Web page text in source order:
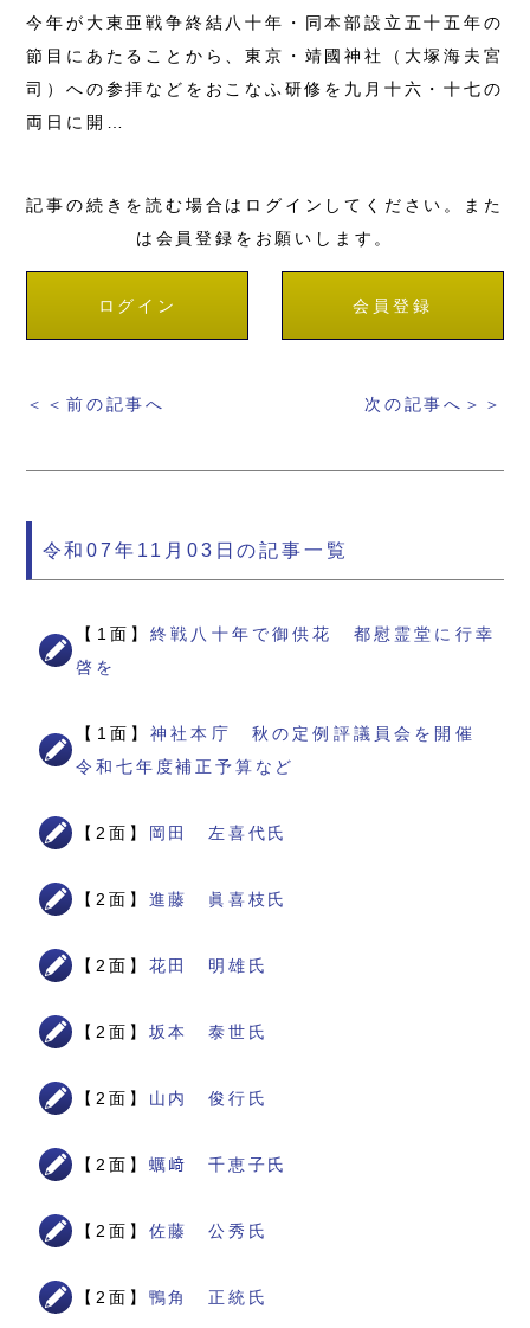
今年が大東亜戦争終結八十年・同本部設立五十五年の
節目にあたることから、東京・靖國神社（大塚海夫宮
司）への参拝などをおこなふ研修を九月十六・十七の
両日に開…
記事の続きを読む場合はログインしてください。また
は会員登録をお願いします。
ログイン 会員登録
＜＜前の記事へ 次の記事へ＞＞
令和07年11月03日の記事一覧
【1面】終戦八十年で御供花 都慰霊堂に行幸
啓を
【1面】神社本庁 秋の定例評議員会を開催
令和七年度補正予算など
【2面】 岡田 左喜代氏
【2面】 進藤 眞喜枝氏
【2面】 花田 明雄氏
【2面】 坂本 泰世氏
【2面】 山内 俊行氏
【2面】 蠣﨑 千恵子氏
【2面】 佐藤 公秀氏
【2面】 鴨角 正統氏